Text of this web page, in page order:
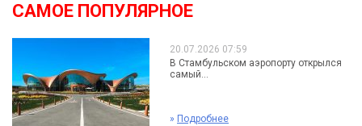
САМОЕ ПОПУЛЯРНОЕ
20.07.2026 07:59
В Стамбульском аэропорту открылся
самый...
» Подробнее